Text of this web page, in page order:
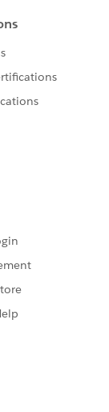
・ジャパ
す。
規範」に
progra
有識者の